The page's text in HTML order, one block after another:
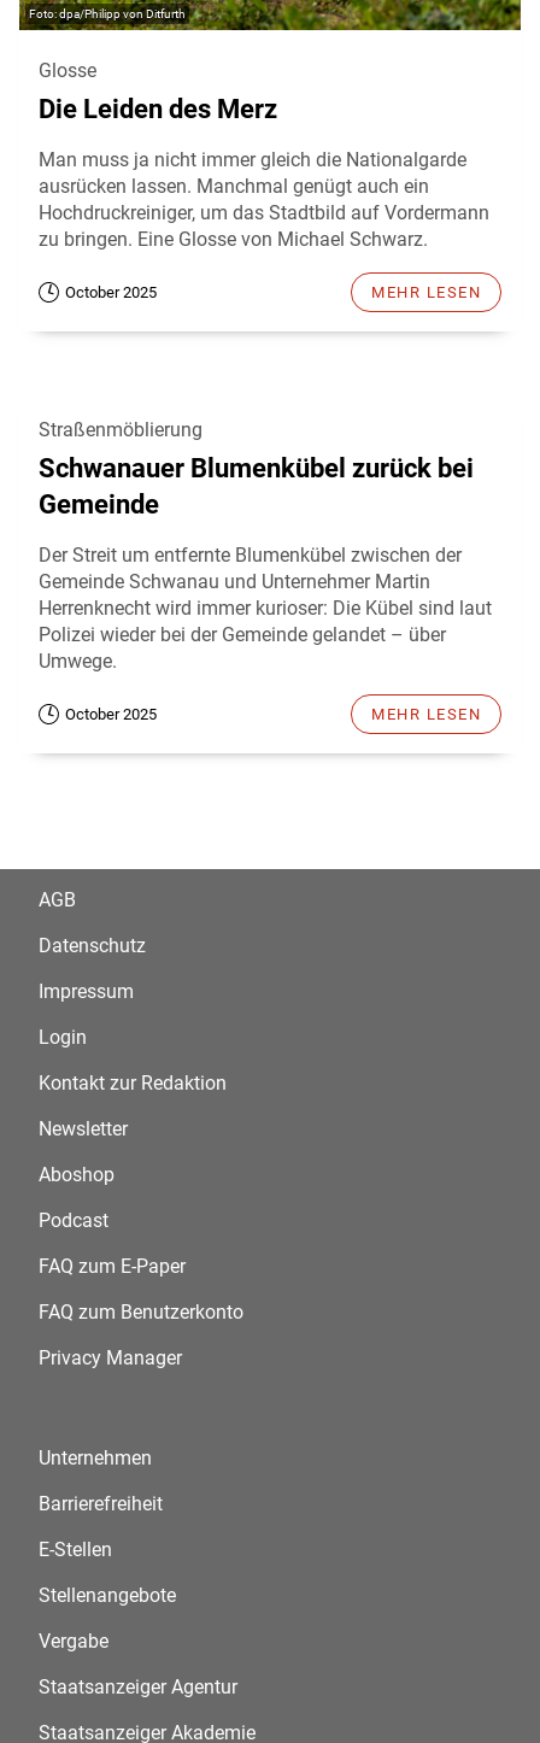
dpa/Philipp von Ditfurth
Glosse
Die Leiden des Merz
Man muss ja nicht immer gleich die Nationalgarde
ausrücken lassen. Manchmal genügt auch ein
Hochdruckreiniger, um das Stadtbild auf Vordermann
zu bringen. Eine Glosse von Michael Schwarz.
October 2025 MEHR LESEN
Straßenmöblierung
Schwanauer Blumenkübel zurück bei
Gemeinde
Der Streit um entfernte Blumenkübel zwischen der
Gemeinde Schwanau und Unternehmer Martin
Herrenknecht wird immer kurioser: Die Kübel sind laut
Polizei wieder bei der Gemeinde gelandet – über
Umwege.
October 2025 MEHR LESEN
AGB
Datenschutz
Impressum
Login
Kontakt zur Redaktion
Newsletter
Aboshop
Podcast
FAQ zum E-Paper
FAQ zum Benutzerkonto
Privacy Manager
Unternehmen
Barrierefreiheit
E-Stellen
Stellenangebote
Vergabe
Staatsanzeiger Agentur
Staatsanzeiger Akademie